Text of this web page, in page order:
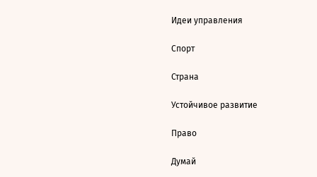
Идеи управления
Спорт
Страна
Устойчивое развитие
Право
Думай